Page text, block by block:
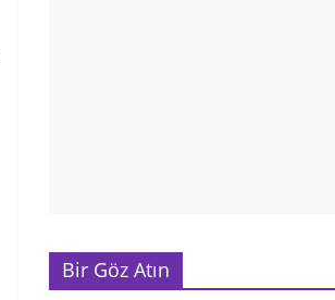
Bir Göz Atın